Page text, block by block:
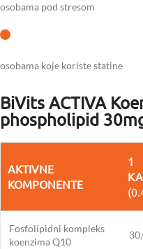
osobama pod stresom
osobama koje koriste statine
BiVits ACTIVA
phospholipid
AKTIVNE
KOMPONENTE
1
Fosfolipidni kompleks
koenzima Q10